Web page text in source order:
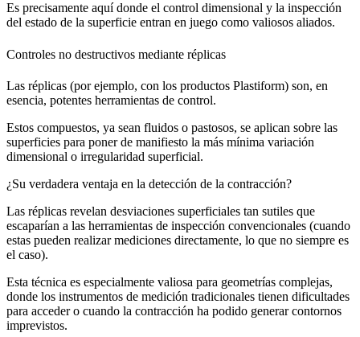
Es precisamente aquí donde el control dimensional y la inspección
del estado de la superficie entran en juego como valiosos aliados.
Controles no destructivos mediante réplicas
Las réplicas (por ejemplo, con los productos Plastiform) son, en
esencia, potentes herramientas de control.
Estos compuestos, ya sean fluidos o pastosos, se aplican sobre las
superficies para poner de manifiesto la más mínima variación
dimensional o irregularidad superficial.
¿Su verdadera ventaja en la detección de la contracción?
Las réplicas revelan desviaciones superficiales tan sutiles que
escaparían a las herramientas de inspección convencionales (cuando
estas pueden realizar mediciones directamente, lo que no siempre es
el caso).
Esta técnica es especialmente valiosa para geometrías complejas,
donde los instrumentos de medición tradicionales tienen dificultades
para acceder o cuando la contracción ha podido generar contornos
imprevistos.